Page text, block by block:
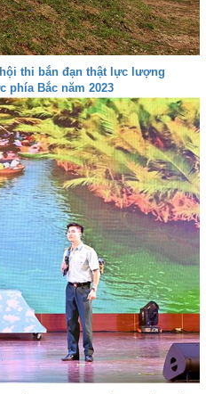
thi bắn đạn thật lực lượng
phía Bắc năm 2023